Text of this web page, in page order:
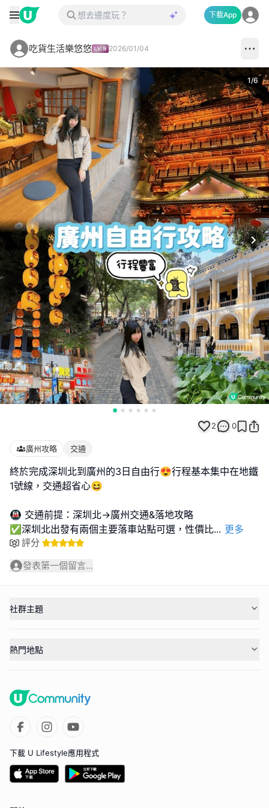
下載App
吃貨生活樂悠悠 2026/01/04
1/6
2 0
廣州攻略 交通
終於完成深圳北到廣州的3日自由行😍行程基本集中在地鐵
1號線，交通超省心😆
🚇 交通前提：深圳北→廣州交通&落地攻略
✅深圳北出發有兩個主要落車站點可選，性價比... 更多
評分
發表第一個留言...
社群主題
熱門地點
下載 U Lifestyle應用程式